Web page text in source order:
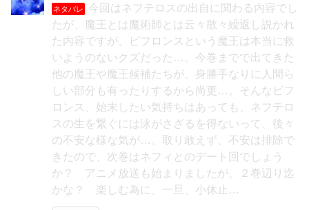
ネタバレ
今回はネフテロスの出自に関わる内容でし
たが、魔王とは魔術師とは云々散々繰返し説かれ
た内容ですが、ビフロンスという魔王は本当に救
いようのないクズだった…。今巻までで出てきた
他の魔王や魔王候補たちが、身勝手なりに人間ら
しい部分も有ったりするから尚更…。そんなビフ
ロンス、始末したい気持ちはあっても、ネフテロ
スの生を繋ぐには泳がさざるを得ないって、後々
の不安な様な気が…。取り敢えず、不安は排除で
きたので、次巻はネフィとのデート回でしょう
か？ アニメ放送も始まりましたが、２巻辺り迄
かな？ 楽しむ為に、一旦、小休止…